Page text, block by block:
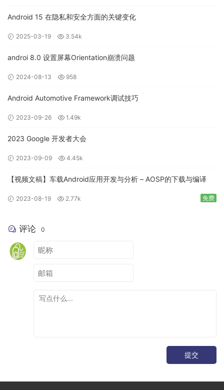
虽然 CarSystemUI 与
文件可以发现
在编译时把
库的方式引入进来了。
置：/frameworks/base/packages/CarSyste
mUI/Android.bp
    name
: "CarSystemUI-core",
    static_libs
:
"SystemUI-proto"
],
，它是Android
Zygote fork生成，进程名为 system_server 。我们常说的
Android 15 在隐私和安全方面的关键变化
2025-03-19 3.54k
androi 8.0 设置屏幕Orientation崩溃问题
2024-08-13 958
Android Automotive Framework调试技巧
2023-09-26 1.49k
2023 Google 开发者大会
2023-09-09 4.45k
【视频文稿】车载Android应用开发与分析 – AOSP的下载与编译
2023-08-19 2.77k 免费
评论 0
提交